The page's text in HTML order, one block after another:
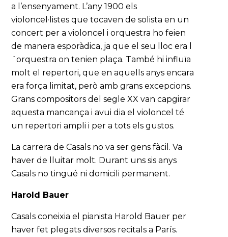
a l’ensenyament. L’any 1900 els
violoncel·listes que tocaven de solista en un
concert per a violoncel i orquestra ho feien
de manera esporàdica, ja que el seu lloc era l
´orquestra on tenien plaça. També hi influïa
molt el repertori, que en aquells anys encara
era força limitat, però amb grans excepcions.
Grans compositors del segle XX van capgirar
aquesta mancança i avui dia el violoncel té
un repertori ampli i per a tots els gustos.
La carrera de Casals no va ser gens fàcil. Va
haver de lluitar molt. Durant uns sis anys
Casals no tingué ni domicili permanent.
Harold Bauer
Casals coneixia el pianista Harold Bauer per
haver fet plegats diversos recitals a París.